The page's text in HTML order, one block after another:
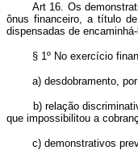
Art 16. Os
ônus financeiro, a título
dispensadas de
§ 1º No exercício
a) desdobramento, por
b) relação discriminativa
que impossibilitou a
c) demonstrativos